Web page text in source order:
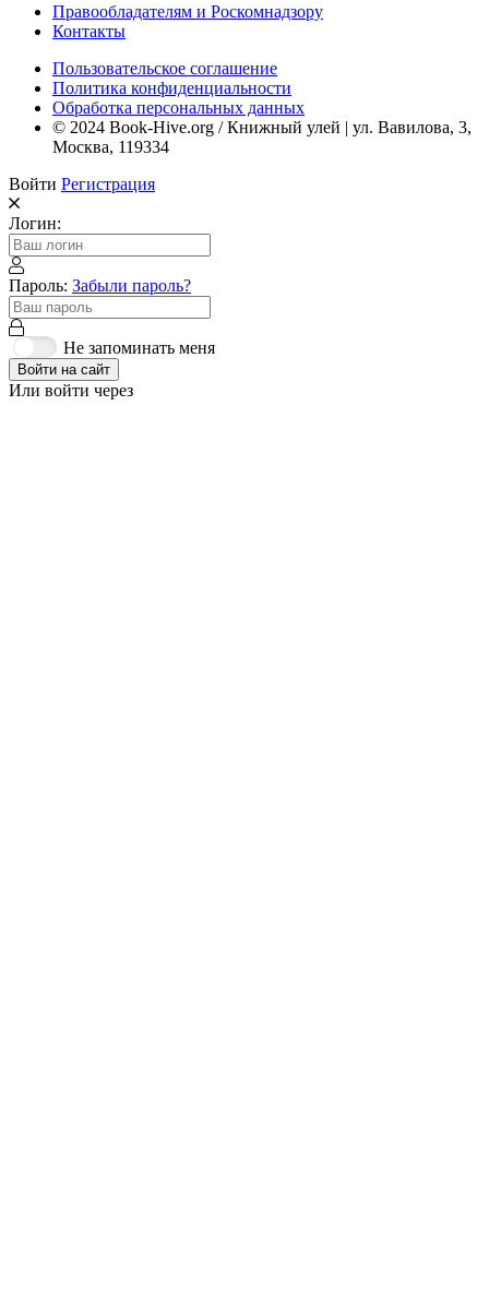
Правообладателям и Роскомнадзору
Контакты
Пользовательское соглашение
Политика конфиденциальности
Обработка персональных данных
© 2024 Book-Hive.org / Книжный улей | ул. Вавилова, 3,
Москва, 119334
Войти Регистрация
Логин:
Пароль: Забыли пароль?
Не запоминать меня
Войти на сайт
Или войти через